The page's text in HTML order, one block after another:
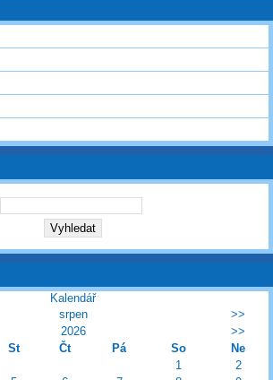
Kalendář
srpen
>>
2026
>>
St Čt Pá So
Ne
1
2